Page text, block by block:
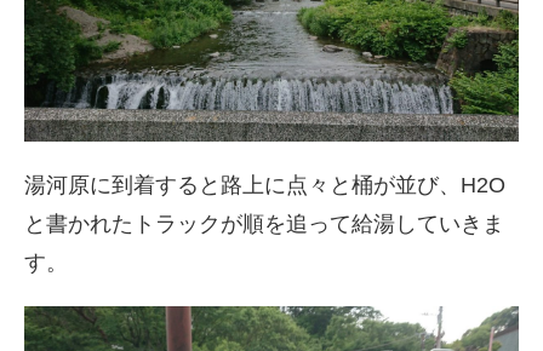
湯河原に到着すると路上に点々と桶が並び、H2O
と書かれたトラックが順を追って給湯していきま
す。